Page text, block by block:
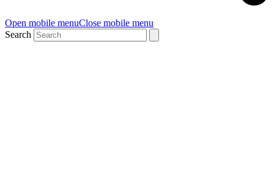
Open mobile menuClose mobile menu
Search